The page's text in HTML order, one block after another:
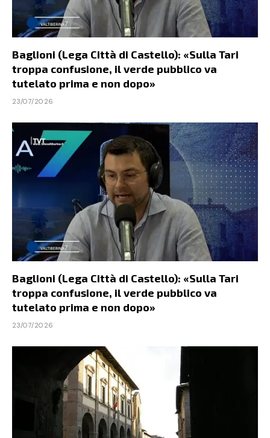
Baglioni (Lega Città di Castello): «Sulla Tari
troppa confusione, il verde pubblico va
tutelato prima e non dopo»
23/07/2026
Baglioni (Lega Città di Castello): «Sulla Tari
troppa confusione, il verde pubblico va
tutelato prima e non dopo»
23/07/2026